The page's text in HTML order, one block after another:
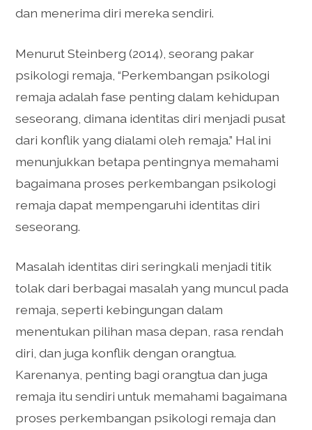
dan menerima diri mereka sendiri.
Menurut Steinberg (2014), seorang pakar
psikologi remaja, “Perkembangan psikologi
remaja adalah fase penting dalam kehidupan
seseorang, dimana identitas diri menjadi pusat
dari konflik yang dialami oleh remaja.” Hal ini
menunjukkan betapa pentingnya memahami
bagaimana proses perkembangan psikologi
remaja dapat mempengaruhi identitas diri
seseorang.
Masalah identitas diri seringkali menjadi titik
tolak dari berbagai masalah yang muncul pada
remaja, seperti kebingungan dalam
menentukan pilihan masa depan, rasa rendah
diri, dan juga konflik dengan orangtua.
Karenanya, penting bagi orangtua dan juga
remaja itu sendiri untuk memahami bagaimana
proses perkembangan psikologi remaja dan